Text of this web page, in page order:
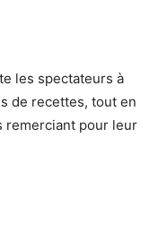
les spectateurs à
de recettes, tout en
remerciant pour leur